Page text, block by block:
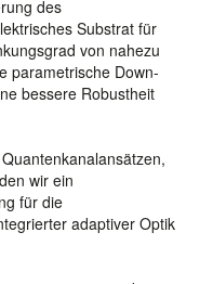
des
Substrat für
von nahezu
parametrische Down-
bessere Robustheit
wir ein
für die
adaptiver Optik